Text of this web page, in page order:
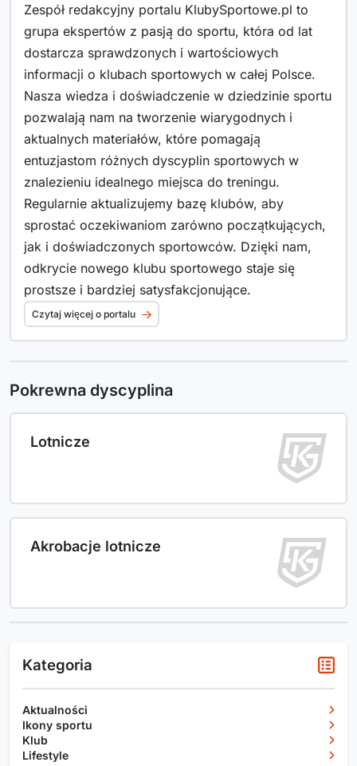
Zespół redakcyjny portalu KlubySportowe.pl to
grupa ekspertów z pasją do sportu, która od lat
dostarcza sprawdzonych i wartościowych
informacji o klubach sportowych w całej Polsce.
Nasza wiedza i doświadczenie w dziedzinie sportu
pozwalają nam na tworzenie wiarygodnych i
aktualnych materiałów, które pomagają
entuzjastom różnych dyscyplin sportowych w
znalezieniu idealnego miejsca do treningu.
Regularnie aktualizujemy bazę klubów, aby
sprostać oczekiwaniom zarówno początkujących,
jak i doświadczonych sportowców. Dzięki nam,
odkrycie nowego klubu sportowego staje się
prostsze i bardziej satysfakcjonujące.
Czytaj więcej o portalu
Pokrewna dyscyplina
Lotnicze
Akrobacje lotnicze
Kategoria
Aktualności
Ikony sportu
Klub
Lifestyle